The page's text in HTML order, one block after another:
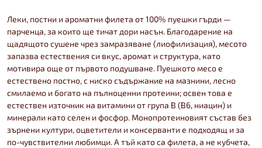
Леки, постни и ароматни филета от 100% пуешки гърди —
парченца, за които ще тичат дори насън. Благодарение на
щадящото сушене чрез замразяване (лиофилизация), месото
запазва естествения си вкус, аромат и структура, като
мотивира още от първото подушване. Пуешкото месо е
естествено постно, с ниско съдържание на мазнини, лесно
смилаемо и богато на пълноценни протеини; освен това е
естествен източник на витамини от група B (B6, ниацин) и
минерали като селен и фосфор. Монопротеиновият състав без
зърнени култури, оцветители и консерванти е подходящ и за
по-чувствителни любимци. А тъй като са филета, а не кубчета,